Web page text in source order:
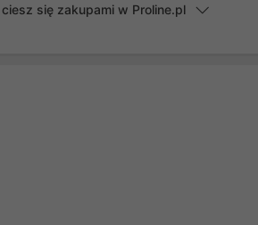
się zakupami w Proline.pl